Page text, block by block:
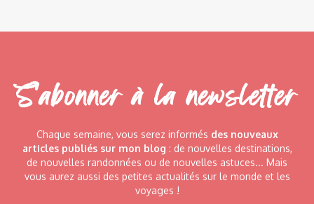
S'abonner à la newsletter
Chaque semaine, vous serez informés des nouveaux
articles publiés sur mon blog : de nouvelles destinations,
de nouvelles randonnées ou de nouvelles astuces... Mais
vous aurez aussi des petites actualités sur le monde et les
voyages !